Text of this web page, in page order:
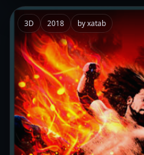
3D 2018 by xatab